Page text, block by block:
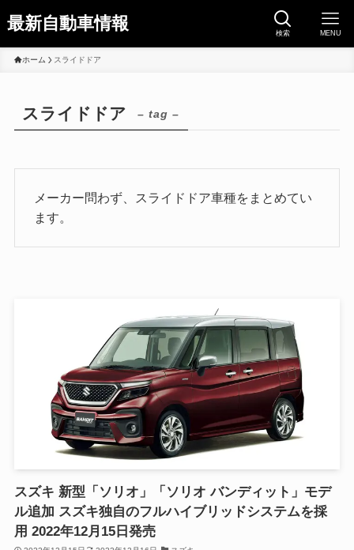
最新自動車情報 検索 MENU
ホーム スライドドア
スライドドア – tag –
メーカー問わず、スライドドア車種をまとめてい
ます。
スズキ 新型「ソリオ」「ソリオ バンディット」モデ
ル追加 スズキ独自のフルハイブリッドシステムを採
用 2022年12月15日発売